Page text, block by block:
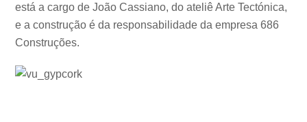
está a cargo de João Cassiano, do ateliê Arte Tectónica,
e a construção é da responsabilidade da empresa 686
Construções.